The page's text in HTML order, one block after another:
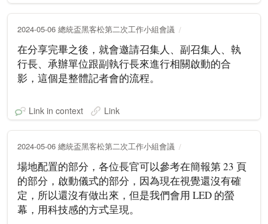
2024-05-06 總統盃黑客松第二次工作小組會議
在分享完畢之後，就會邀請召集人、副召集人、執
行長、承辦單位跟副執行長來進行相關啟動的合
影，這個是整體記者會的流程。
Link in context Link
2024-05-06 總統盃黑客松第二次工作小組會議
場地配置的部分，各位長官可以參考在簡報第 23 頁
的部分，啟動儀式的部分，因為現在視覺還沒有確
定，所以還沒有做出來，但是我們會用 LED 的螢
幕，用科技感的方式呈現。